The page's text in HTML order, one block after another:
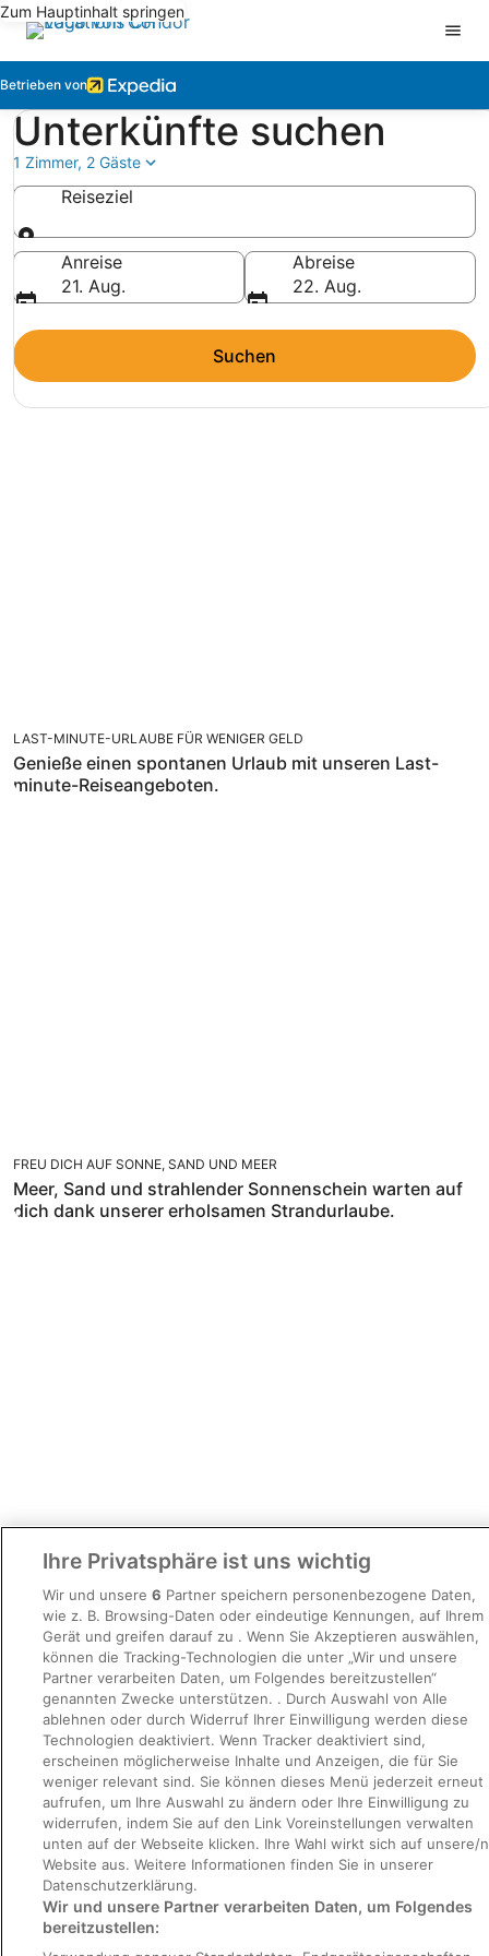
Zum Hauptinhalt springen
Betrieben von
Unterkünfte suchen
1 Zimmer, 2 Gäste
Reiseziel
Reiseziel
Anreise
21. Aug.
Abreise
22. Aug.
Suchen
LAST-MINUTE-URLAUBE FÜR WENIGER GELD
Genieße einen spontanen Urlaub mit unseren Last-
minute-Reiseangeboten.
FREU DICH AUF SONNE, SAND UND MEER
Meer, Sand und strahlender Sonnenschein warten auf
dich dank unserer erholsamen Strandurlaube.
KULTUR, GESCHICHTE UND GUTES ESSEN
Tauche ein in den Rhythmus der Stadt mit unseren
urbanen Abenteuern.
Richtlinien
Datenschutzerklärung
Nutzungsbedingungen
Cookie-Erklärung
Barrierefreiheit
Hilfe
So sortieren wir Suchergebnisse
Inhaltsrichtlinien und Melden von Inhalten
Ihre Privatsphäre ist uns wichtig
Wir und unsere 6 Partner speichern personenbezogene Daten,
wie z. B. Browsing-Daten oder eindeutige Kennungen, auf Ihrem
Gerät und greifen darauf zu . Wenn Sie Akzeptieren auswählen,
können die Tracking-Technologien die unter „Wir und unsere
Partner verarbeiten Daten, um Folgendes bereitzustellen“
genannten Zwecke unterstützen. . Durch Auswahl von Alle
ablehnen oder durch Widerruf Ihrer Einwilligung werden diese
Technologien deaktiviert. Wenn Tracker deaktiviert sind,
erscheinen möglicherweise Inhalte und Anzeigen, die für Sie
weniger relevant sind. Sie können dieses Menü jederzeit erneut
aufrufen, um Ihre Auswahl zu ändern oder Ihre Einwilligung zu
widerrufen, indem Sie auf den Link Voreinstellungen verwalten
unten auf der Webseite klicken. Ihre Wahl wirkt sich auf unsere/n
Website aus. Weitere Informationen finden Sie in unserer
Datenschutzerklärung.
Wir und unsere Partner verarbeiten Daten, um Folgendes
bereitzustellen: